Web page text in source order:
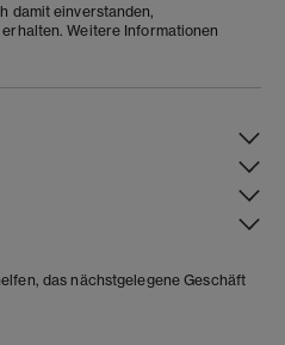
damit einverstanden,
Weitere Informationen
das nächstgelegene Geschäft